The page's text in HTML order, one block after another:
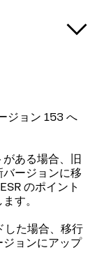
ジョン 153 へ
ある場合、旧
ージョンに移
のポイント
す。
した場合、移行
ョンにアップ